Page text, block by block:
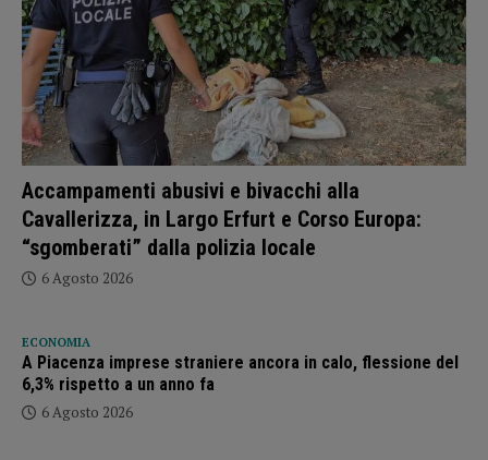
Accampamenti abusivi e bivacchi alla
Cavallerizza, in Largo Erfurt e Corso Europa:
“sgomberati” dalla polizia locale
6 Agosto 2026
ECONOMIA
A Piacenza imprese straniere ancora in calo, flessione del
6,3% rispetto a un anno fa
6 Agosto 2026